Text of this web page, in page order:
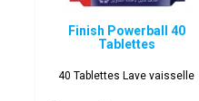
Finish Powerball 40
Tablettes
40 Tablettes Lave vaisselle